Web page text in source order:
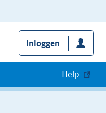
Inloggen
Help